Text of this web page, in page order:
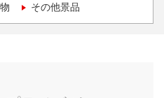
その他景品